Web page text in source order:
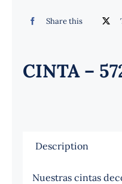
Share this
CINTA –
Description
Nuestras cintas